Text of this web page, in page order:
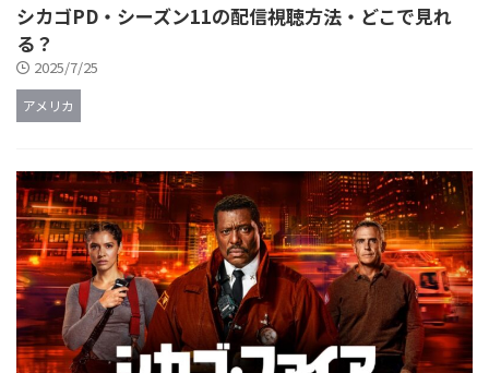
シカゴPD・シーズン11の配信視聴方法・どこで見れ
る？
2025/7/25
アメリカ